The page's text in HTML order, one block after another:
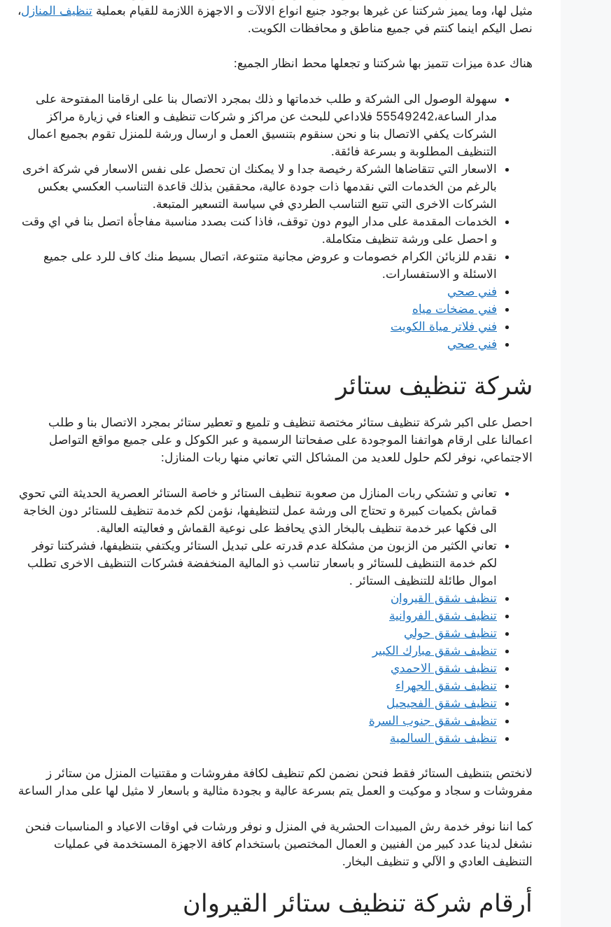
مثيل لها، وما يميز شركتنا عن غيرها بوجود جنيع انواع الالآت و الاجهزة اللازمة للقيام بعملية تنظيف المنازل،
نصل اليكم اينما كنتم في جميع مناطق و محافظات الكويت.
هناك عدة ميزات تتميز بها شركتنا و تجعلها محط انظار الجميع:
سهولة الوصول الى الشركة و طلب خدماتها و ذلك بمجرد الاتصال بنا على ارقامنا المفتوحة على
مدار الساعة،55549242 فلاداعي للبحث عن مراكز و شركات تنظيف و العناء في زيارة مراكز
الشركات يكفي الاتصال بنا و نحن سنقوم بتنسيق العمل و ارسال ورشة للمنزل تقوم بجميع اعمال
التنظيف المطلوبة و بسرعة فائقة.
الاسعار التي تتقاضاها الشركة رخيصة جدا و لا يمكنك ان تحصل على نفس الاسعار في شركة اخرى
بالرغم من الخدمات التي نقدمها ذات جودة عالية، محققين بذلك قاعدة التناسب العكسي بعكس
الشركات الاخرى التي تتبع التناسب الطردي في سياسة التسعير المتبعة.
الخدمات المقدمة على مدار اليوم دون توقف، فاذا كنت بصدد مناسبة مفاجأة اتصل بنا في اي وقت
و احصل على ورشة تنظيف متكاملة.
نقدم للزبائن الكرام خصومات و عروض مجانية متنوعة، اتصال بسيط منك كاف للرد على جميع
الاسئلة و الاستفسارات.
فني صحي
فني مضخات مياه
فني فلاتر مياة الكويت
فني صحي
شركة تنظيف ستائر
احصل على اكبر شركة تنظيف ستائر مختصة تنظيف و تلميع و تعطير ستائر بمجرد الاتصال بنا و طلب
اعمالنا على ارقام هواتفنا الموجودة على صفحاتنا الرسمية و عبر الكوكل و على جميع مواقع التواصل
الاجتماعي، نوفر لكم حلول للعديد من المشاكل التي تعاني منها ربات المنازل:
تعاني و تشتكي ربات المنازل من صعوبة تنظيف الستائر و خاصة الستائر العصرية الحديثة التي تحوي
قماش بكميات كبيرة و تحتاج الى ورشة عمل لتنظيفها، نؤمن لكم خدمة تنظيف للستائر دون الخاجة
الى فكها عبر خدمة تنظيف بالبخار الذي يحافظ على نوعية القماش و فعاليته العالية.
تعاني الكثير من الزبون من مشكلة عدم قدرته على تبديل الستائر ويكتفي بتنظيفها، فشركتنا توفر
لكم خدمة التنظيف للستائر و باسعار تناسب ذو المالية المنخفضة فشركات التنظيف الاخرى تطلب
اموال طائلة للتنظيف الستائر .
تنظيف شقق القيروان
تنظيف شقق الفروانية
تنظيف شقق حولي
تنظيف شقق مبارك الكبير
تنظيف شقق الاحمدي
تنظيف شقق الجهراء
تنظيف شقق الفحيحيل
تنظيف شقق جنوب السرة
تنظيف شقق السالمية
لانختص بتنظيف الستائر فقط فنحن نضمن لكم تنظيف لكافة مفروشات و مقتنيات المنزل من ستائر ز
مفروشات و سجاد و موكيت و العمل يتم بسرعة عالية و بجودة مثالية و باسعار لا مثيل لها على مدار الساعة
كما اننا نوفر خدمة رش المبيدات الحشرية في المنزل و نوفر ورشات في اوقات الاعياد و المناسبات فنحن
نشغل لدينا عدد كبير من الفنيين و العمال المختصين باستخدام كافة الاجهزة المستخدمة في عمليات
التنظيف العادي و الآلي و تنظيف البخار.
أرقام شركة تنظيف ستائر القيروان